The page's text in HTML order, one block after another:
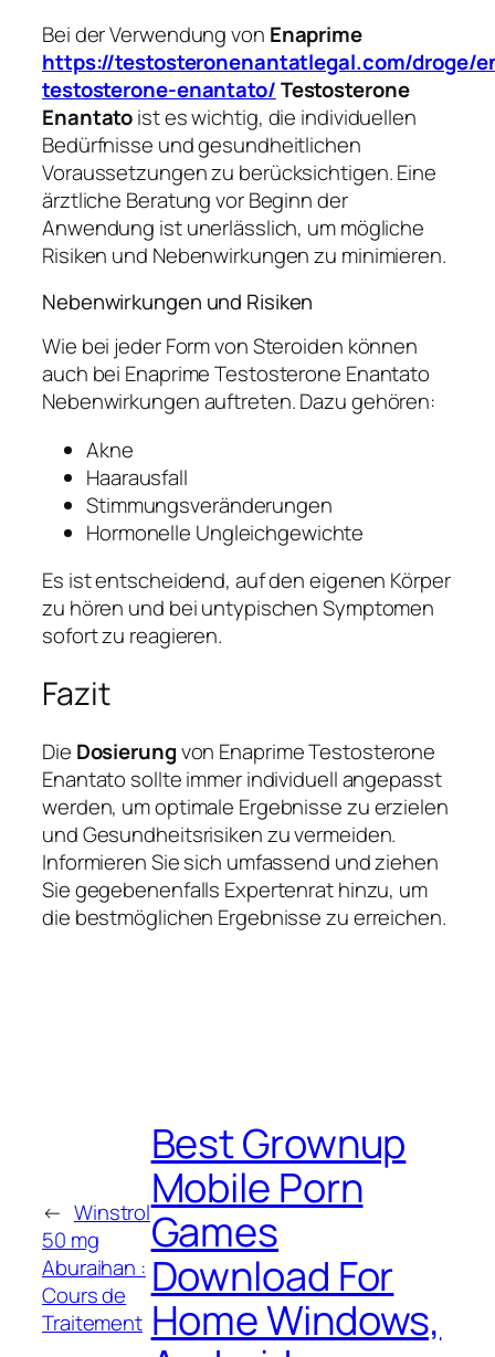
Bei der Verwendung von Enaprime
https://testosteronenantatlegal.com/droge/
testosterone-enantato/Testosterone
Enantatoist es wichtig, die individuellen
Bedürfnisse und gesundheitlichen
Voraussetzungen zu berücksichtigen. Eine
ärztliche Beratung vor Beginn der
Anwendung ist unerlässlich, um mögliche
Risiken und Nebenwirkungen zu minimieren.
Nebenwirkungen und Risiken
Wie bei jeder Form von Steroiden können
auch bei Enaprime Testosterone Enantato
Nebenwirkungen auftreten. Dazu gehören:
Akne
Haarausfall
Stimmungsveränderungen
Hormonelle Ungleichgewichte
Es ist entscheidend, auf den eigenen Körper
zu hören und bei untypischen Symptomen
sofort zu reagieren.
Fazit
Die Dosierungvon Enaprime Testosterone
Enantato sollte immer individuell angepasst
werden, um optimale Ergebnisse zu erzielen
und Gesundheitsrisiken zu vermeiden.
Informieren Sie sich umfassend und ziehen
Sie gegebenenfalls Expertenrat hinzu, um
die bestmöglichen Ergebnisse zu erreichen.
← Winstrol
50 mg
Aburaihan :
Cours de
Traitement
Best Grownup
Mobile Porn
Games
Download For
Home Windows,